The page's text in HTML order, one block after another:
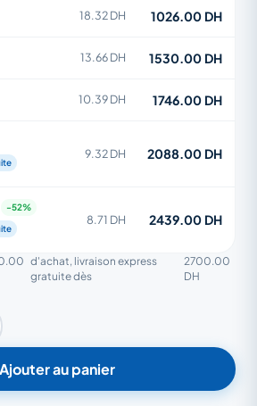
18.32 DH 1026.00 DH
13.66 DH 1530.00 DH
10.39 DH 1746.00 DH
9.32 DH 2088.00 DH
8.71 DH 2439.00 DH
d'achat, livraison express
gratuite dès
2700.00
DH
Ajouter au panier